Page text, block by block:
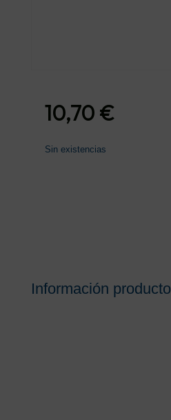
10,70 €
Sin existencias
Información producto